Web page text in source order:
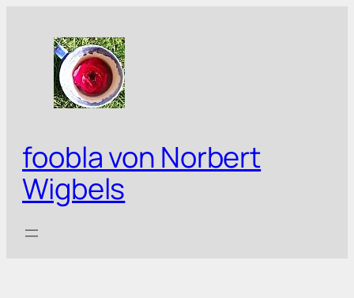
foobla von Norbert
Wigbels